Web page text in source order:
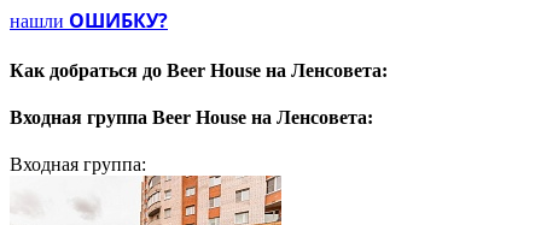
Litovel svetlo
нашли ОШИБКУ?
Как добраться до Beer House на Ленсовета:
Входная группа Beer House на Ленсовета:
Входная группа: